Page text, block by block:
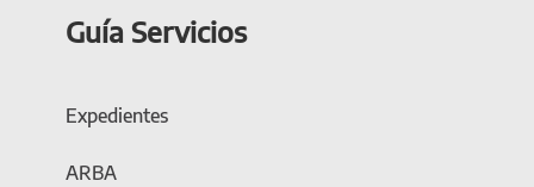
Guía Servicios
Expedientes
ARBA